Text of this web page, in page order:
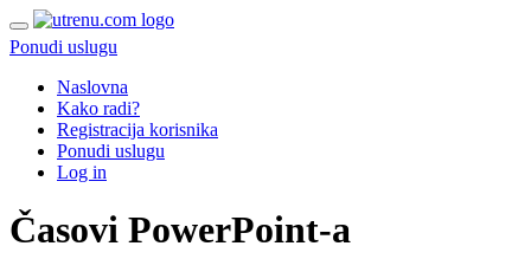
Ponudi uslugu
Naslovna
Kako radi?
Registracija korisnika
Ponudi uslugu
Log in
Časovi PowerPoint-a